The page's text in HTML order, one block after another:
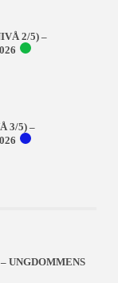
2/5) –
3/5) –
UNGDOMMENS